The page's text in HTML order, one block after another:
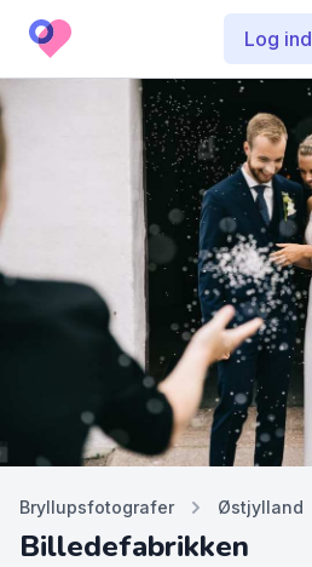
Log ind
Bryllupsfotografer Østjylland
Billedefabrikken